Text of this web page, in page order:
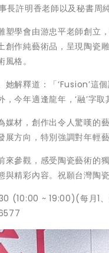
許明香老師以及秘書周
塑學會由游忠平老師創立
創作純藝術品，呈現陶瓷
格。
解釋道：「‘Fusion’這
今年適逢龍年，‘融’字
媒材，創作出令人驚嘆的
方向，特別強調對年輕
來參觀，感受陶瓷藝術
精彩內容。祝願台灣陶
(10:00 ~ 19:00)(每月1、